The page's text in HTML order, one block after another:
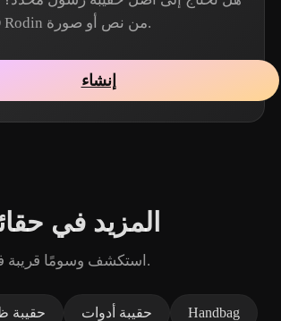
عبر Hyper3D Rodin من نص أو صورة.
إنشاء
المزيد في
استكشف وسومًا قريبة في حقائب وأمتعة.
حقيبة حقيبة أدوات Handbag